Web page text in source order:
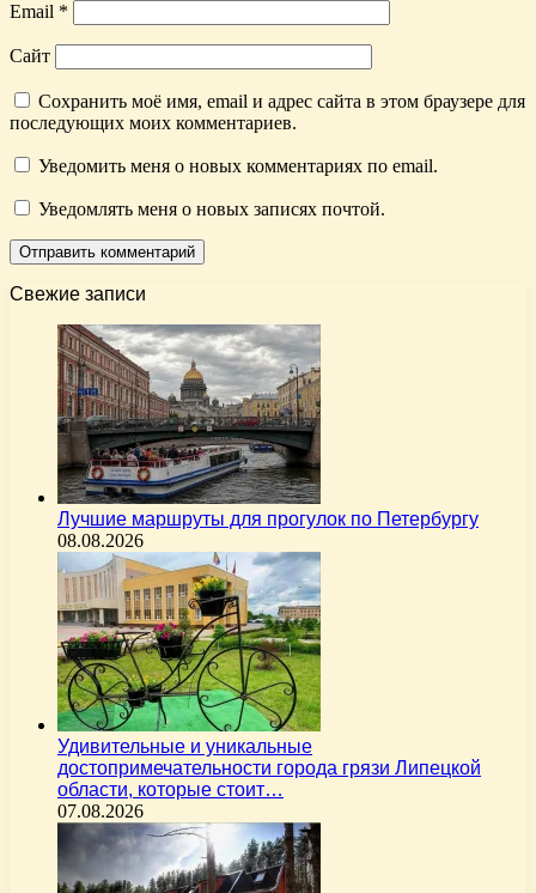
Email *
Сайт
Сохранить моё имя, email и адрес сайта в этом браузере для
последующих моих комментариев.
Уведомить меня о новых комментариях по email.
Уведомлять меня о новых записях почтой.
Свежие записи
Лучшие маршруты для прогулок по Петербургу
08.08.2026
Удивительные и уникальные
достопримечательности города грязи Липецкой
области, которые стоит…
07.08.2026